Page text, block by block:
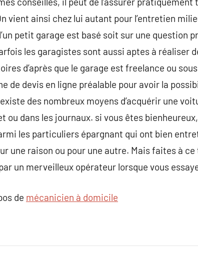
vient ainsi chez lui autant pour l’entretien
petit garage est basé soit sur une question
les garagistes sont aussi aptes à réaliser
d’après que le garage est freelance ou
de devis en ligne préalable pour avoir la
des nombreux moyens d’acquérir une
dans les journaux. si vous êtes
les particuliers épargnant qui ont bien
une raison ou pour une autre. Mais faites à
un merveilleux opérateur lorsque vous
de mécanicien à domicile